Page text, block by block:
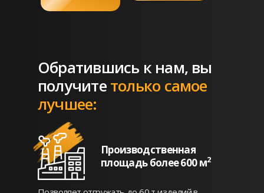
Обратившись к нам, вы
получитетолько самое
лучшее:
Производственная
площадь более 600 м2